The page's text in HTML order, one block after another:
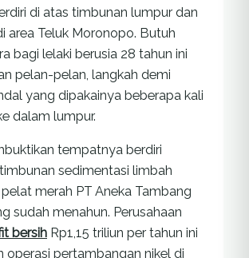
di atas timbunan lumpur dan
area Teluk Moronopo. Butuh
bagi lelaki berusia 28 tahun ini
pelan-pelan, langkah demi
yang dipakainya beberapa kali
dalam lumpur.
tempatnya berdiri
sedimentasi limbah
merah PT Aneka Tambang
sudah menahun. Perusahaan
bersih Rp1,15 triliun per tahun ini
operasi pertambangan nikel di